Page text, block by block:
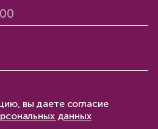
вы даете согласие
данных